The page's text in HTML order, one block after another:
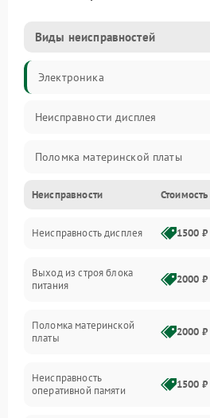
Виды неисправностей
Электроника
Неисправности дисплея
Поломка материнской платы
Неисправность системы
Неисправность BIOS
Повреждение корпуса
Повреждение разъёмов (USB,
Неисправности Стоимость
Неисправность дисплея 1500 ₽
Выход из строя блока
питания
2000 ₽
Поломка материнской
платы
2000 ₽
Неисправность
оперативной памяти
1500 ₽